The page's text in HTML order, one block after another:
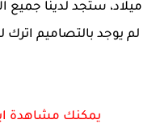
ميلاد، ستجد لدينا
لم يوجد بالتصاميم
يمكنك مشاهدة